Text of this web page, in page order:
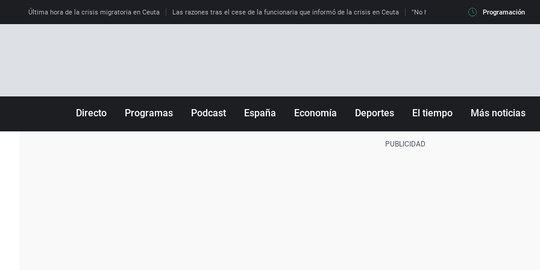
Última hora de la crisis migratoria en Ceuta Las razones tras el cese de la funcionaria que informó de la crisis en Ceuta "No hay mafias, que no nos engañen":
Programación
Directo Programas Podcast España Economía Deportes El tiempo Más noticias